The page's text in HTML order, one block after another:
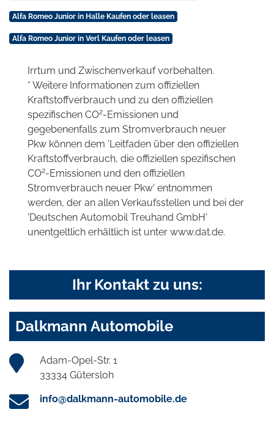
Alfa Romeo Junior in Halle Kaufen oder leasen
Alfa Romeo Junior in Verl Kaufen oder leasen
Irrtum und Zwischenverkauf vorbehalten.
* Weitere Informationen zum offiziellen
Kraftstoffverbrauch und zu den offiziellen
spezifischen CO2-Emissionen und
gegebenenfalls zum Stromverbrauch neuer
Pkw können dem 'Leitfaden über den offiziellen
Kraftstoffverbrauch, die offiziellen spezifischen
CO2-Emissionen und den offiziellen
Stromverbrauch neuer Pkw' entnommen
werden, der an allen Verkaufsstellen und bei der
'Deutschen Automobil Treuhand GmbH'
unentgeltlich erhältlich ist unter www.dat.de.
Ihr Kontakt zu uns:
Dalkmann Automobile
Adam-Opel-Str. 1
33334 Gütersloh
info@dalkmann-automobile.de